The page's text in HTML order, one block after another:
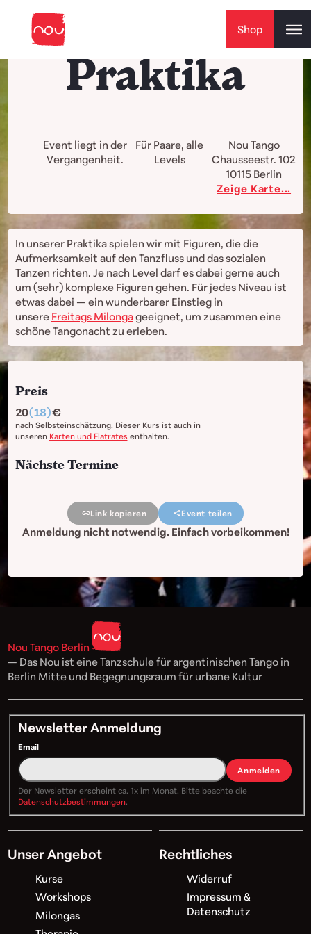
Shop
Praktika
Event liegt in der
Vergangenheit.
Für Paare, alle
Levels
Nou Tango
Chausseestr. 102
10115 Berlin
Zeige Karte...
In unserer Praktika spielen wir mit Figuren, die die
Aufmerksamkeit auf den Tanzfluss und das sozialen
Tanzen richten. Je nach Level darf es dabei gerne auch
um (sehr) komplexe Figuren gehen. Für jedes Niveau ist
etwas dabei — ein wunderbarer Einstieg in
unsere Freitags Milongageeignet, um zusammen eine
schöne Tangonacht zu erleben.
Preis
nach Selbsteinschätzung. Dieser Kurs ist auch in
unseren Karten und Flatrates enthalten.
20(18)
Nächste Termine
Link kopieren Event teilen
Anmeldung nicht notwendig. Einfach vorbeikommen!
Nou Tango Berlin
— Das Nou ist eine Tanzschule für argentinischen Tango in
Berlin Mitte und Begegnungsraum für urbane Kultur
Newsletter Anmeldung
Email
Anmelden
Der Newsletter erscheint ca. 1x im Monat. Bitte beachte die
Datenschutzbestimmungen.
Unser Angebot
Kurse
Workshops
Milongas
Rechtliches
Widerruf
Impressum &
Datenschutz